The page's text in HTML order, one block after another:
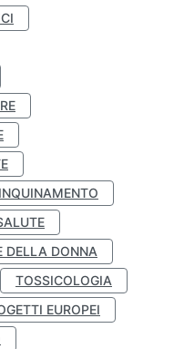
INQUINAMENTO
DELLA DONNA
TOSSICOLOGIA
EUROPEI